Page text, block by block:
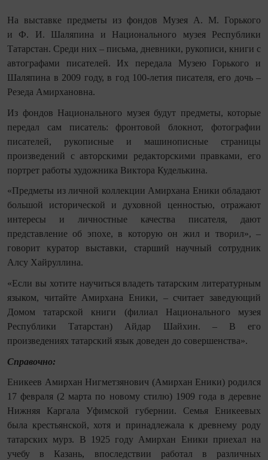
На выставке предметы из фондов Музея А. М. Горького
и Ф. И. Шаляпина и Национального музея Республики
Татарстан. Среди них – письма, дневники, рукописи, книги с
автографами писателей. Их передала Музею Горького и
Шаляпина в 2009 году, в год 100-летия писателя, его дочь –
Резеда Амирхановна.
Из фондов Национального музея будут предметы, которые
передал сам писатель: фронтовой блокнот, фотографии
писателей, рукописные и машинописные страницы
произведений с авторскими редакторскими правками, его
портрет работы художника Виктора Куделькина.
«Предметы из личной коллекции Амирхана Еники обладают
большой исторической и духовной ценностью, отражают
интересы и личностные качества писателя, дают
представление об эпохе, в которую он жил и творил», –
говорит куратор выставки, старший научный сотрудник
Алсу Хайруллина.
«Если вы хотите научиться владеть татарским литературным
языком, читайте Амирхана Еники, – считает заведующий
Домом татарской книги (филиал Национального музея
Республики Татарстан) Айдар Шайхин. – В его
произведениях татарский язык доведен до совершенства».
Справочно:
Еникеев Амирхан Нигметзянович (Амирхан Еники) родился
17 февраля (2 марта по новому стилю) 1909 года в деревне
Нижняя Каргала Уфимской губернии. Семья Еникеевых
была крестьянской, хотя и принадлежала к древнему роду
татарских мурз.
В 1925 году Амирхан Еники приехал на
учебу в Казань, впоследствии работал в различных